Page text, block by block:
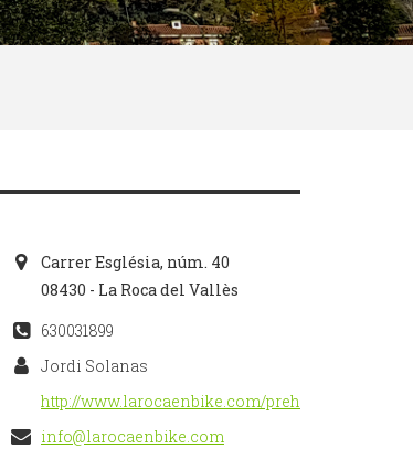
Carrer Església, núm. 40
08430 - La Roca del Vallès
630031899
Jordi Solanas
http://www.larocaenbike.com/prehistorica/
info@larocaenbike.com